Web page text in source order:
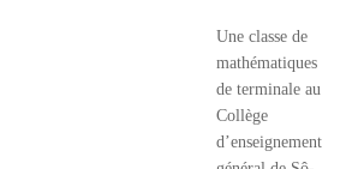
Une classe de
mathématiques
de terminale au
Collège
d’enseignement